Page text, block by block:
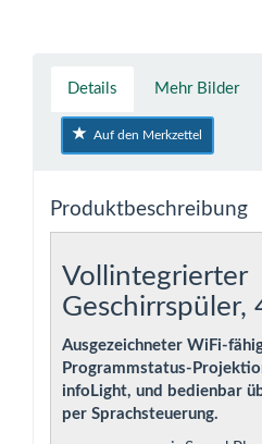
Details Mehr Bilder
Auf den Merkzettel
Produktbeschreibung
Vollintegrierter
Geschirrspüler,
Ausgezeichneter WiFi-
Programmstatus-
infoLight, und bedienbar
per Sprachsteuerung.